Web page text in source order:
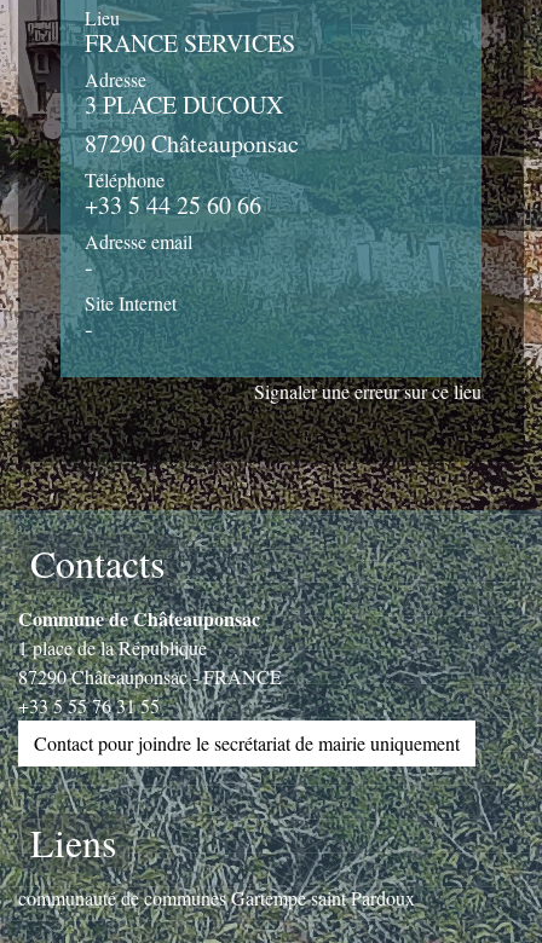
Lieu
FRANCE SERVICES
Adresse
3 PLACE DUCOUX
87290 Châteauponsac
Téléphone
+33 5 44 25 60 66
Adresse email
-
Site Internet
-
Signaler une erreur sur ce lieu
Contacts
Commune de Châteauponsac
1 place de la République
87290 Châteauponsac - FRANCE
+33 5 55 76 31 55
Contact pour joindre le secrétariat de mairie uniquement
Liens
communauté de communes Gartempe saint Pardoux